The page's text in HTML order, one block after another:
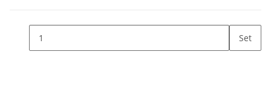
Set